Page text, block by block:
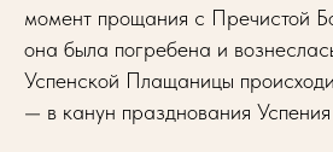
момент прощания с Пречистой
она была погребена и
Успенской Плащаницы
— в канун празднования